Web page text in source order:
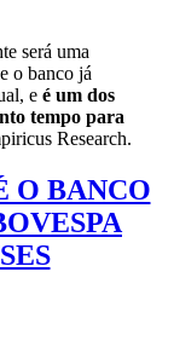
será uma
o banco já
e é um dos
tempo para
Research.
O BANCO